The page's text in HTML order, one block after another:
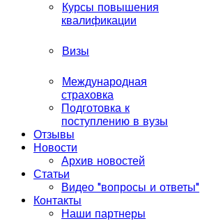
Курсы повышения
квалификации
Визы
Международная
страховка
Подготовка к
поступлению в вузы
Отзывы
Новости
Архив новостей
Статьи
Видео "вопросы и ответы"
Контакты
Наши партнеры